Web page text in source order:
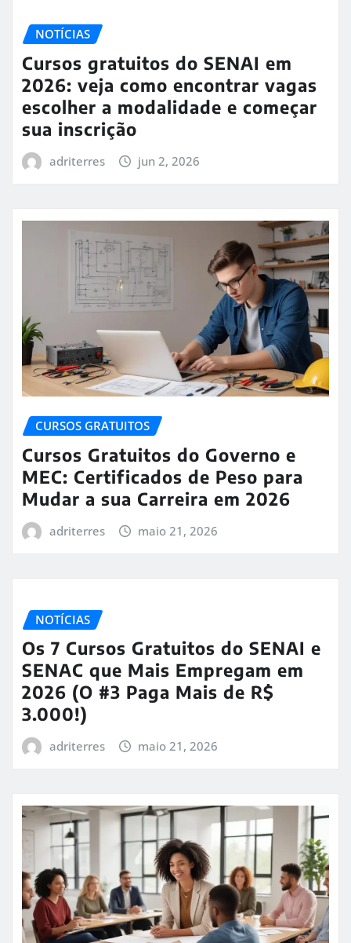
NOTÍCIAS
Cursos gratuitos do SENAI em
2026: veja como encontrar vagas
escolher a modalidade e começar
sua inscrição
adriterres jun 2, 2026
CURSOS GRATUITOS
Cursos Gratuitos do Governo e
MEC: Certificados de Peso para
Mudar a sua Carreira em 2026
adriterres maio 21, 2026
NOTÍCIAS
Os 7 Cursos Gratuitos do SENAI e
SENAC que Mais Empregam em
2026 (O #3 Paga Mais de R$
3.000!)
adriterres maio 21, 2026